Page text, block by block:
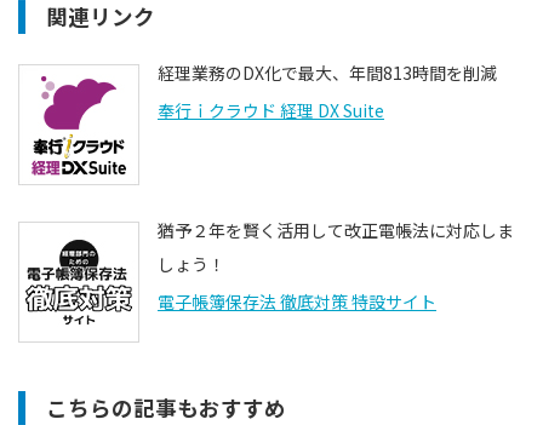
関連リンク
経理業務のDX化で最大、年間813時間を削減
奉行ｉクラウド 経理 DX Suite
猶予２年を賢く活用して改正電帳法に対応しま
しょう！
電子帳簿保存法 徹底対策 特設サイト
こちらの記事もおすすめ